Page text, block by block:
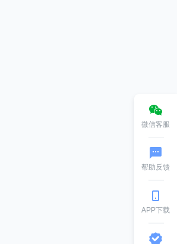
微信客服
帮助反馈
APP下载